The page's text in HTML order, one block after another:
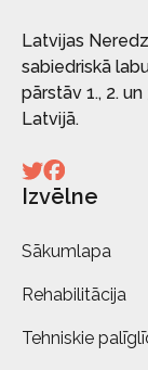
Latvijas
sabiedriskā
pārstāv 1., 2.
Latvijā.
Izvēlne
Sākumlapa
Rehabilitācija
Tehniskie